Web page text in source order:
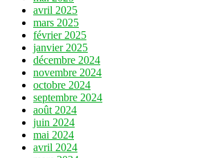
avril 2025
mars 2025
février 2025
janvier 2025
décembre 2024
novembre 2024
octobre 2024
septembre 2024
août 2024
juin 2024
mai 2024
avril 2024